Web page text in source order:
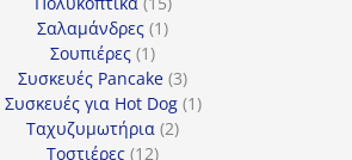
προϊόντα
Σαλαμάνδρες 11
Σουπιέρες 11
προϊόν
Συσκευές Pancake 33
προϊόντα
Συσκευές για Hot Dog 11
Ταχυζυμωτήρια 22
Τοστιέρες 1212